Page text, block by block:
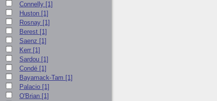
Connelly [1]
Huston [1]
Rosnay [1]
Berest [1]
Saenz [1]
Kerr [1]
Sardou [1]
Condé [1]
Bayamack-Tam [1]
Palacio [1]
O'Brian [1]